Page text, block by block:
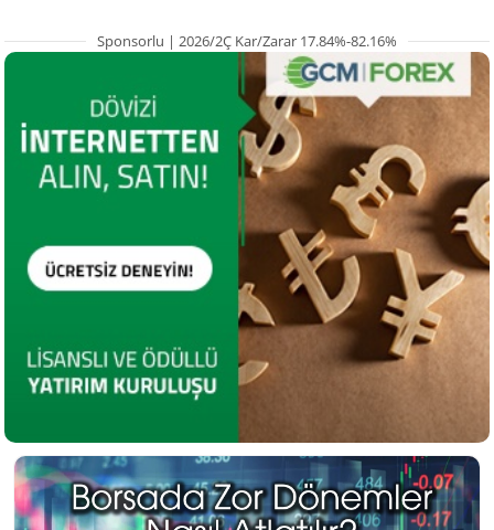
Sponsorlu | 2026/2Ç Kar/Zarar 17.84%-82.16%